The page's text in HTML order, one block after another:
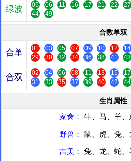
绿波 05 06 11 16 17 21 22 27
44
49
合数单双
合单 01 03 05 07 09 10 12 14
29
30 32 34 36 38 41 43
合双 02 04 06 08 11 13 15 17
31
33 35 37 39 40 42 44
生肖属性
家禽： 牛、马、羊
野兽： 鼠、虎、兔
吉美： 兔、龙、蛇